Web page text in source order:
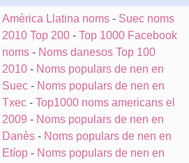
Amèrica Llatina noms - Suec noms
2010 Top 200 - Top 1000 Facebook
noms - Noms danesos Top 100
2010 - Noms populars de nen en
Suec - Noms populars de nen en
Txec - Top1000 noms americans el
2009 - Noms populars de nen en
Danès - Noms populars de nen en
Etíop - Noms populars de nen en